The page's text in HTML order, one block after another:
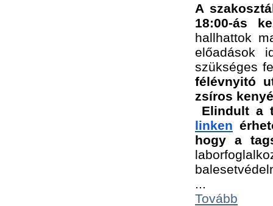
A
18:00-ás
hallhattok
előadások
szükséges
félévnyitó
zsíros
Elindult a
linken
hogy a
Tovább